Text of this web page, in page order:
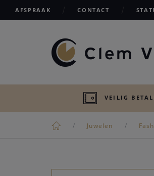
AFSPRAAK CONTACT
VEILIG
Juwelen